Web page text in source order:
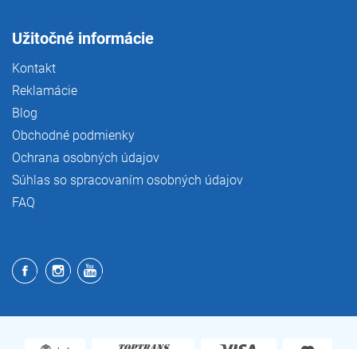
Užitočné informácie
Kontakt
Reklamácie
Blog
Obchodné podmienky
Ochrana osobných údajov
Súhlas so spracovaním osobných údajov
FAQ